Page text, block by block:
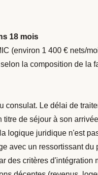
18 mois
(environ 1 400 € nets/
la composition de la
consulat. Le délai de
de séjour à son
logique juridique n'est
avec un ressortissant
des critères d'intégration